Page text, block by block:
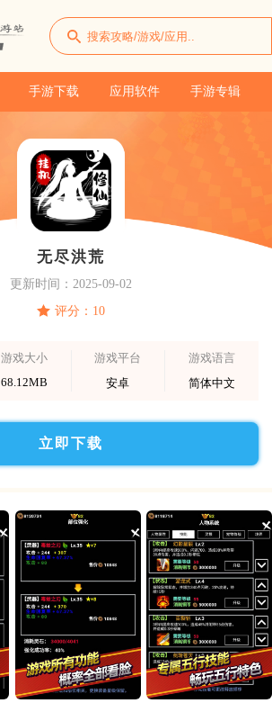
手游下载 应用软件 手游专辑
无尽洪荒
更新时间：2025-09-02
评分：10
游戏大小
68.12MB
游戏平台
安卓
游戏语言
简体中文
立即下载